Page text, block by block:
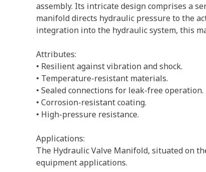
assembly. Its intricate design comprises a
manifold directs hydraulic pressure to the
integration into the hydraulic system, this
Attributes:
• Resilient against vibration and shock.
• Temperature-resistant materials.
• Sealed connections for leak-free operation.
• Corrosion-resistant coating.
• High-pressure resistance.
Applications:
The Hydraulic Valve Manifold, situated on
equipment applications.